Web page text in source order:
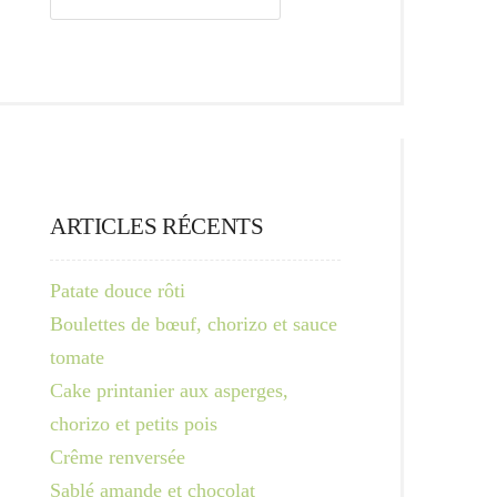
ARTICLES RÉCENTS
Patate douce rôti
Boulettes de bœuf, chorizo et sauce
tomate
Cake printanier aux asperges,
chorizo et petits pois
Crême renversée
Sablé amande et chocolat